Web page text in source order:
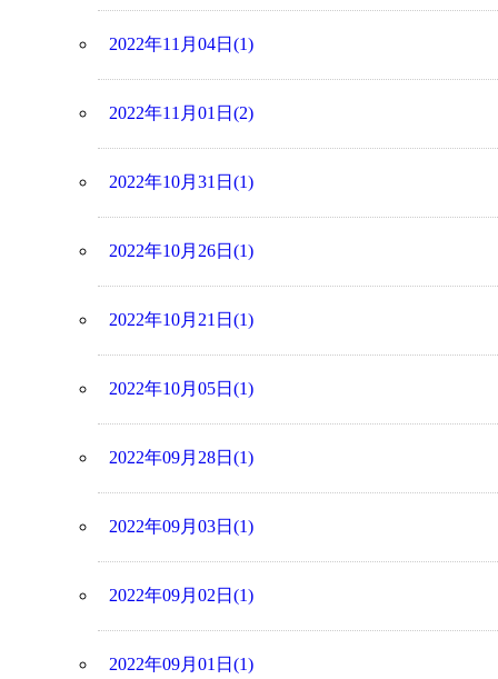
2022年11月04日(1)
2022年11月01日(2)
2022年10月31日(1)
2022年10月26日(1)
2022年10月21日(1)
2022年10月05日(1)
2022年09月28日(1)
2022年09月03日(1)
2022年09月02日(1)
2022年09月01日(1)